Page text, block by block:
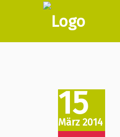
15
März 2014